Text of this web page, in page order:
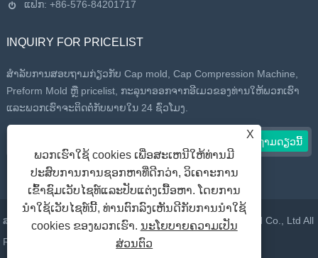
ແຟັກ: +86-576-84201717
INQUIRY FOR PRICELIST
ສໍາລັບການສອບຖາມກ່ຽວກັບ Cap mold, Cap Compression Machine,
Preform Mold ຫຼື pricelist, ກະລຸນາອອກຈາກອີເມວຂອງທ່ານໃຫ້ພວກເຮົາ
ແລະພວກເຮົາຈະຕິດຕໍ່ກັບພາຍໃນ 24 ຊົ່ວໂມງ.
ສະຫງວນລິຂະສິດ © 2022 Taizhou Huangyan Daelong Mold Co., Ltd All
Rights Reserved.
X
ພວກເຮົາໃຊ້ cookies ເພື່ອສະເຫນີໃຫ້ທ່ານມີ
ປະສົບການການຊອກຫາທີ່ດີກວ່າ, ວິເຄາະການ
ເຂົ້າຊົມເວັບໄຊທ໌ແລະປັບແຕ່ງເນື້ອຫາ. ໂດຍການ
ນໍາໃຊ້ເວັບໄຊທ໌ນີ້, ທ່ານຕົກລົງເຫັນດີກັບການນໍາໃຊ້
cookies ຂອງພວກເຮົາ. ນະໂຍບາຍຄວາມເປັນ
ສ່ວນຕົວ